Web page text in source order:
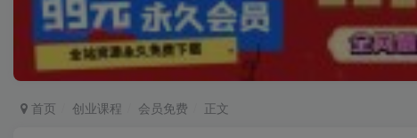
首页 创业课程 会员免费 正文